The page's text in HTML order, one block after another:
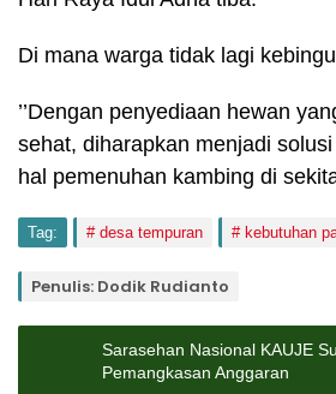
Di mana warga tidak lagi
’’Dengan penyediaan hewan
sehat, diharapkan menjadi
hal pemenuhan kambing di
Tag: desa tempuran kebutuhan
Penulis: Dodik Rudianto
Sarasehan Nasional KAUJE
Pemangkasan Anggaran